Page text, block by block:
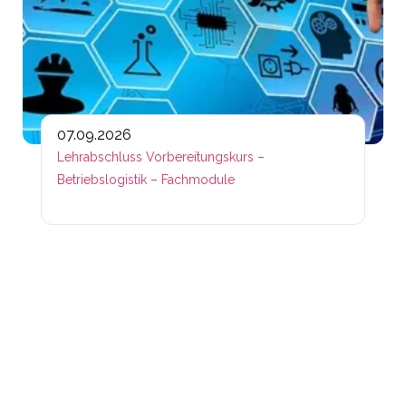
07.09.2026
Lehrabschluss Vorbereitungskurs –
Betriebslogistik – Fachmodule